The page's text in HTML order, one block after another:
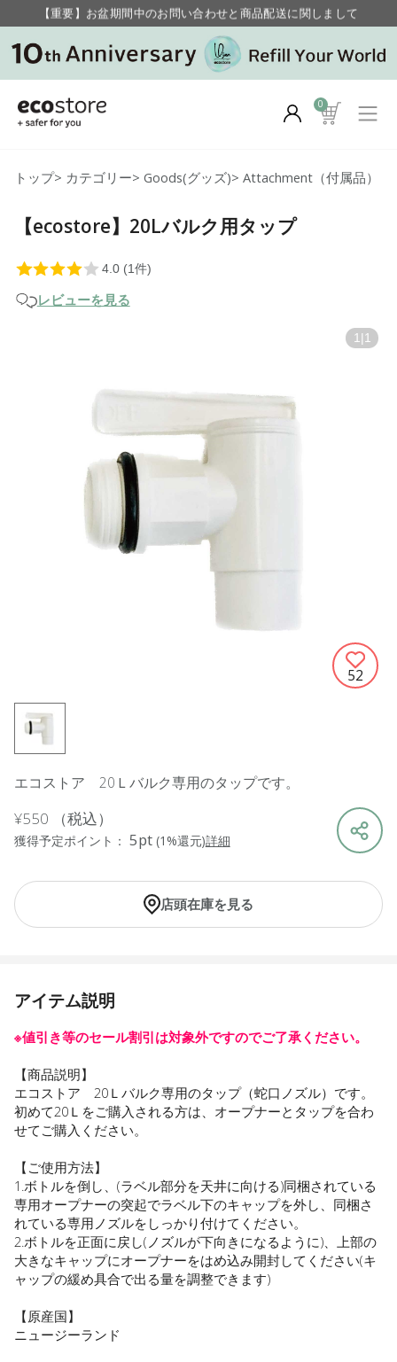
【重要】お盆期間中のお問い合わせと商品配送に関しまして
毎月お得にポイントが貯まる！ “月のポイントアップデー”
0
トップ> カテゴリー> Goods(グッズ)> Attachment（付属品）
【ecostore】20Lバルク用タップ
レビューを見る
1 1
52
エコストア 20Ｌバルク専用のタップです。
¥550 （税込）
獲得予定ポイント： 5pt (1%還元)詳細
店頭在庫を見る
アイテム説明
※値引き等のセール割引は対象外ですのでご了承ください。
【商品説明】
エコストア 20Ｌバルク専用のタップ（蛇口ノズル）です。
初めて20Ｌをご購入される方は、オープナーとタップを合わ
せてご購入ください。
【ご使用方法】
1.ボトルを倒し、(ラベル部分を天井に向ける)同梱されている
専用オープナーの突起でラベル下のキャップを外し、同梱さ
れている専用ノズルをしっかり付けてください。
2.ボトルを正面に戻し(ノズルが下向きになるように)、上部の
大きなキャップにオープナーをはめ込み開封してください(キ
ャップの緩め具合で出る量を調整できます)
【原産国】
ニュージーランド